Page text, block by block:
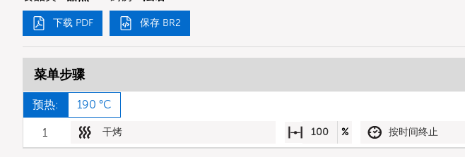
下载 PDF 保存 BR2
菜单步骤
预热: 190 °C
1 干烤 100 % 按时间终止